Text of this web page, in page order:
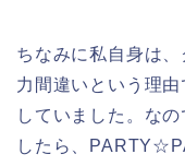
ちなみに私自身は
力間違いという理
していました。な
したら、